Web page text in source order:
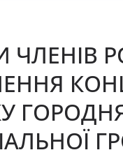
ЧЛЕНІВ